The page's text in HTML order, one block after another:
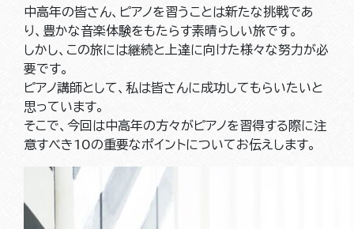
中高年の皆さん、ピアノを習うことは新たな挑戦であ
り、豊かな音楽体験をもたらす素晴らしい旅です。
しかし、この旅には継続と上達に向けた様々な努力が必
要です。
ピアノ講師として、私は皆さんに成功してもらいたいと
思っています。
そこで、今回は中高年の方々がピアノを習得する際に注
意すべき10の重要なポイントについてお伝えします。